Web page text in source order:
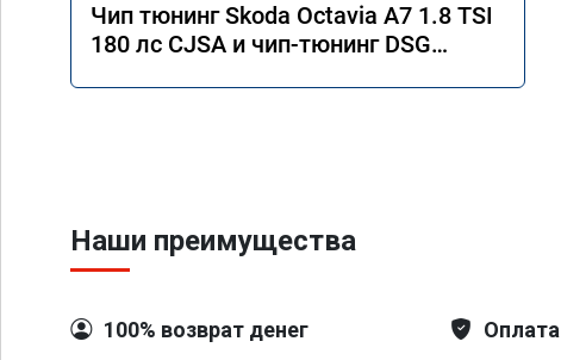
Чип тюнинг Skoda Octavia A7 1.8 TSI
180 лс CJSA и чип-тюнинг DSG
Наши преимущества
100% возврат денег